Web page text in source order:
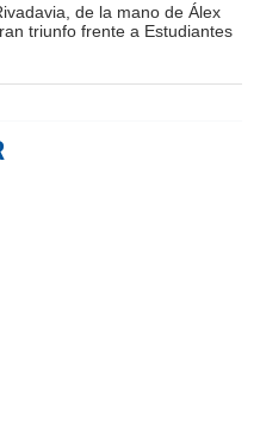
de la mano de Álex
triunfo frente a Estudiantes